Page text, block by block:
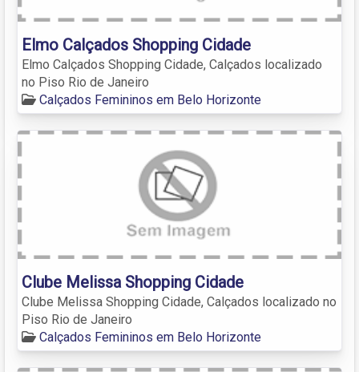
Elmo Calçados Shopping Cidade
Elmo Calçados Shopping Cidade, Calçados localizado
no Piso Rio de Janeiro
Calçados Femininos em Belo Horizonte
Clube Melissa Shopping Cidade
Clube Melissa Shopping Cidade, Calçados localizado no
Piso Rio de Janeiro
Calçados Femininos em Belo Horizonte